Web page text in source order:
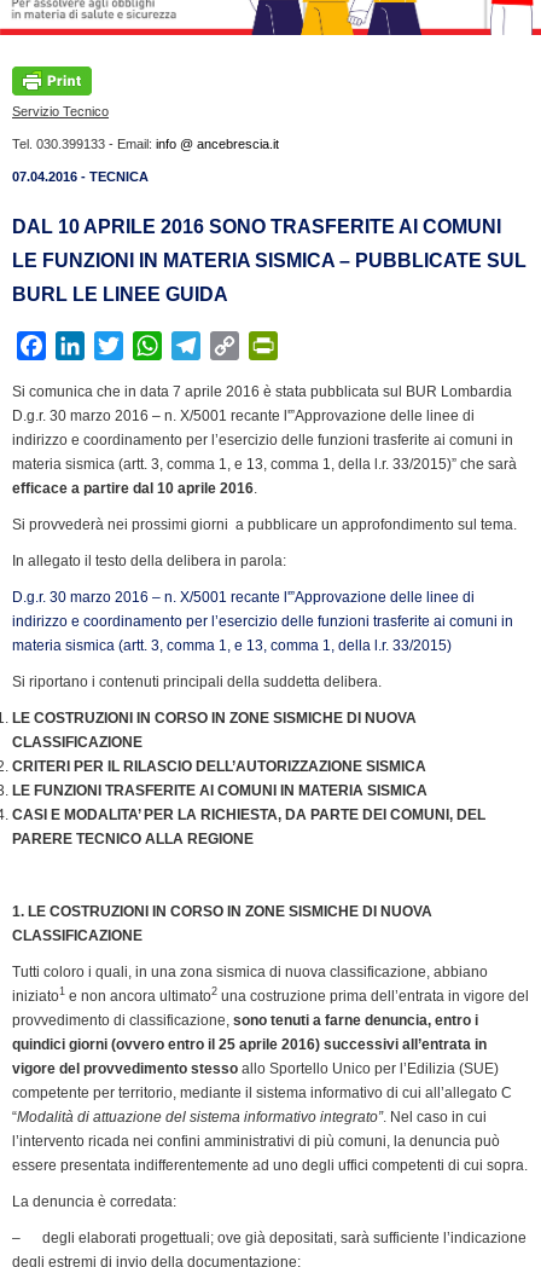
Servizio Tecnico
Tel. 030.399133 - Email: info @ ancebrescia.it
07.04.2016 - TECNICA
DAL 10 APRILE 2016 SONO TRASFERITE AI COMUNI
LE FUNZIONI IN MATERIA SISMICA – PUBBLICATE SUL
BURL LE LINEE GUIDA
c
e
b
o
o
n
k
e
d
I
i
t
t
e
r
W
a
t
s
A
p
l
e
g
r
a
C
p
y
L
i
n
i
n
t
r
n
y
Si comunica che in data 7 aprile 2016 è stata pubblicata sul BUR Lombardia
D.g.r. 30 marzo 2016 – n. X/5001 recante l'”Approvazione delle linee di
indirizzo e coordinamento per l’esercizio delle funzioni trasferite ai comuni in
materia sismica (artt. 3, comma 1, e 13, comma 1, della l.r. 33/2015)” che sarà
efficace a partire dal 10 aprile 2016.
Si provvederà nei prossimi giorni a pubblicare un approfondimento sul tema.
In allegato il testo della delibera in parola:
D.g.r. 30 marzo 2016 – n. X/5001 recante l'”Approvazione delle linee di
indirizzo e coordinamento per l’esercizio delle funzioni trasferite ai comuni in
materia sismica (artt. 3, comma 1, e 13, comma 1, della l.r. 33/2015)
Si riportano i contenuti principali della suddetta delibera.
LE COSTRUZIONI IN CORSO IN ZONE SISMICHE DI NUOVA
CLASSIFICAZIONE
CRITERI PER IL RILASCIO DELL’AUTORIZZAZIONE SISMICA
LE FUNZIONI TRASFERITE AI COMUNI IN MATERIA SISMICA
CASI E MODALITA’ PER LA RICHIESTA, DA PARTE DEI COMUNI, DEL
PARERE TECNICO ALLA REGIONE
1. LE COSTRUZIONI IN CORSO IN ZONE SISMICHE DI NUOVA
CLASSIFICAZIONE
Tutti coloro i quali, in una zona sismica di nuova classificazione, abbiano
iniziato1 e non ancora ultimato2 una costruzione prima dell’entrata in vigore del
provvedimento di classificazione, sono tenuti a farne denuncia, entro i
quindici giorni (ovvero entro il 25 aprile 2016) successivi all’entrata in
vigore del provvedimento stesso allo Sportello Unico per l’Edilizia (SUE)
competente per territorio, mediante il sistema informativo di cui all’allegato C
“Modalità di attuazione del sistema informativo integrato”. Nel caso in cui
l’intervento ricada nei confini amministrativi di più comuni, la denuncia può
essere presentata indifferentemente ad uno degli uffici competenti di cui sopra.
La denuncia è corredata:
– degli elaborati progettuali; ove già depositati, sarà sufficiente l’indicazione
degli estremi di invio della documentazione;